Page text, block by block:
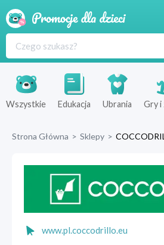
Produkty
Sklepy
Wszystkie Edukacja Ubrania Gry i
Strona Główna > Sklepy >
www.pl.coccodrillo.eu